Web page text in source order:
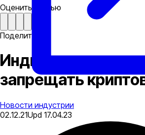
Оценить статью
Поделиться
Индия передумала
запрещать
Новости индустрии
02.12.21Upd 17.04.23